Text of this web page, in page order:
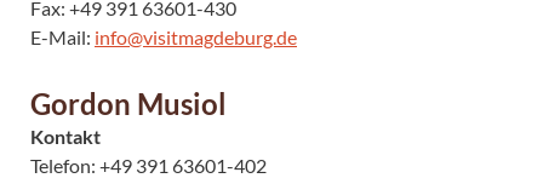
Fax: +49 391 63601-430
E-Mail: info@visitmagdeburg.de
Gordon Musiol
Kontakt
Telefon: +49 391 63601-402